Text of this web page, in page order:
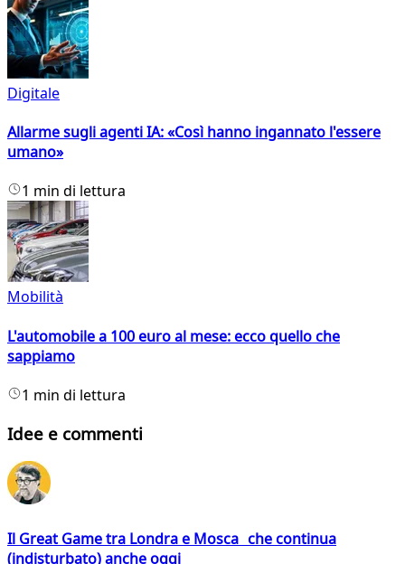
Digitale
Allarme sugli agenti IA: «Così hanno ingannato l'essere
umano»
1 min di lettura
Mobilità
L'automobile a 100 euro al mese: ecco quello che
sappiamo
1 min di lettura
Idee e commenti
Il Great Game tra Londra e Mosca che continua
(indisturbato) anche oggi